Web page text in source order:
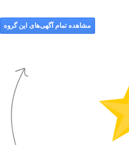
مشاهده تمام آگهی‌های این گروه